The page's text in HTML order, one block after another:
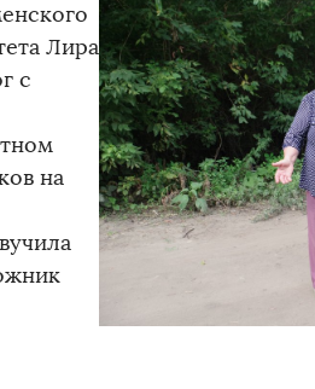
Лира
с
на